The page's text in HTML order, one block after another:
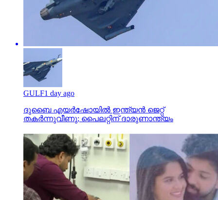
GULF1 day ago
ദുബൈ എയര്‍ഷോയില്‍ ഇന്ത്യന്‍ ജെറ്റ്
തകര്‍ന്നുവീണു; പൈലറ്റിന് ദാരുണാന്ത്യം